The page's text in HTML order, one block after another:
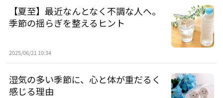
【夏至】最近なんとなく不調な人へ。
季節の揺らぎを整えるヒント
2025/06/21 10:34
湿気の多い季節に、心と体が重だるく
感じる理由